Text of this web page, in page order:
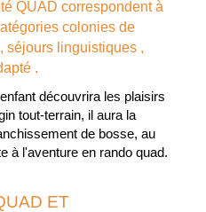
QUAD correspondent à
colonies de
, séjours linguistiques ,
.
découvrira les plaisirs
tout-terrain, il aura la
de bosse, au
à l'aventure en rando quad.
ET